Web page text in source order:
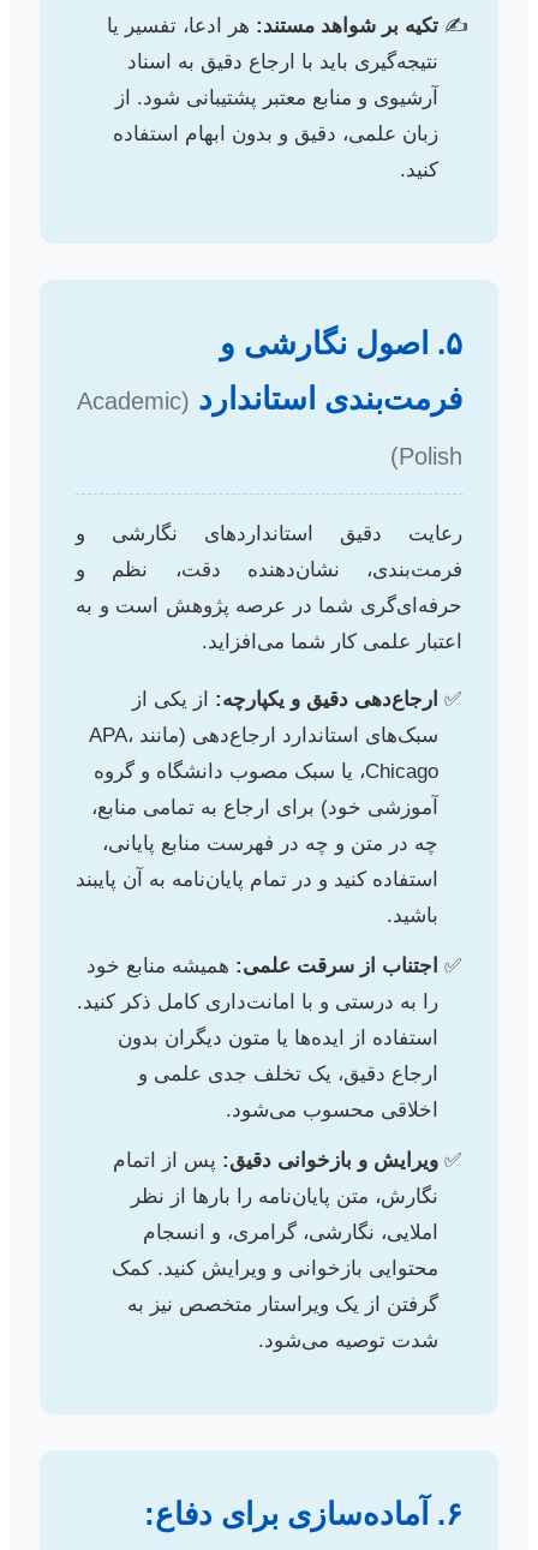
تکیه بر شواهد مستند: هر ادعا، تفسیر یا
نتیجه‌گیری باید با ارجاع دقیق به اسناد
آرشیوی و منابع معتبر پشتیبانی شود. از
زبان علمی، دقیق و بدون ابهام استفاده
کنید.
۵. اصول نگارشی و
فرمت‌بندی استاندارد
(Academic
Polish)
رعایت دقیق استانداردهای نگارشی و
فرمت‌بندی، نشان‌دهنده دقت، نظم و
حرفه‌ای‌گری شما در عرصه پژوهش است و به
اعتبار علمی کار شما می‌افزاید.
ارجاع‌دهی دقیق و یکپارچه: از یکی از
سبک‌های استاندارد ارجاع‌دهی (مانند APA،
Chicago، یا سبک مصوب دانشگاه و گروه
آموزشی خود) برای ارجاع به تمامی منابع،
چه در متن و چه در فهرست منابع پایانی،
استفاده کنید و در تمام پایان‌نامه به آن پایبند
باشید.
اجتناب از سرقت علمی: همیشه منابع خود
را به درستی و با امانت‌داری کامل ذکر کنید.
استفاده از ایده‌ها یا متون دیگران بدون
ارجاع دقیق، یک تخلف جدی علمی و
اخلاقی محسوب می‌شود.
ویرایش و بازخوانی دقیق: پس از اتمام
نگارش، متن پایان‌نامه را بارها از نظر
املایی، نگارشی، گرامری، و انسجام
محتوایی بازخوانی و ویرایش کنید. کمک
گرفتن از یک ویراستار متخصص نیز به
شدت توصیه می‌شود.
۶. آماده‌سازی برای دفاع: